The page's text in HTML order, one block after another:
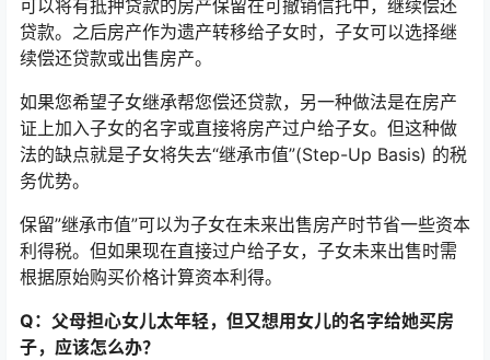
可以将有抵押贷款的房产保留在可撤销信托中，继续偿还
贷款。之后房产作为遗产转移给子女时，子女可以选择继
续偿还贷款或出售房产。
如果您希望子女继承帮您偿还贷款，另一种做法是在房产
证上加入子女的名字或直接将房产过户给子女。但这种做
法的缺点就是子女将失去“继承市值”(Step-Up Basis) 的税
务优势。
保留”继承市值”可以为子女在未来出售房产时节省一些资本
利得税。但如果现在直接过户给子女，子女未来出售时需
根据原始购买价格计算资本利得。
Q：父母担心女儿太年轻，但又想用女儿的名字给她买房
子，应该怎么办？